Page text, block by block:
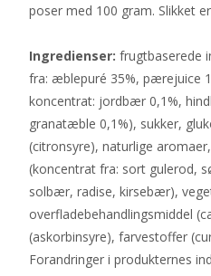
poser med 100 gram. Slikket
Ingredienser: frugtbaserede
fra: æblepuré 35%, pærejuice
koncentrat: jordbær 0,1%,
granatæble 0,1%), sukker,
(citronsyre), naturlige
(koncentrat fra: sort gulerod,
solbær, radise, kirsebær),
overfladebehandlingsmiddel
(askorbinsyre), farvestoffer
Forandringer i produkternes